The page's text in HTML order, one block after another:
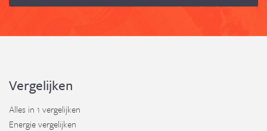
Vergelijken
Alles in 1 vergelijken
Energie vergelijken